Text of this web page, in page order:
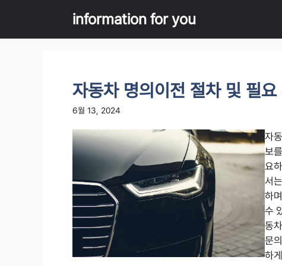
content
information for you
자동차 명의이전 절차 및 필
6월 13, 2024
자
보
요
서
하
수
동
문
하